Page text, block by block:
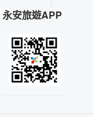
永安旅遊APP